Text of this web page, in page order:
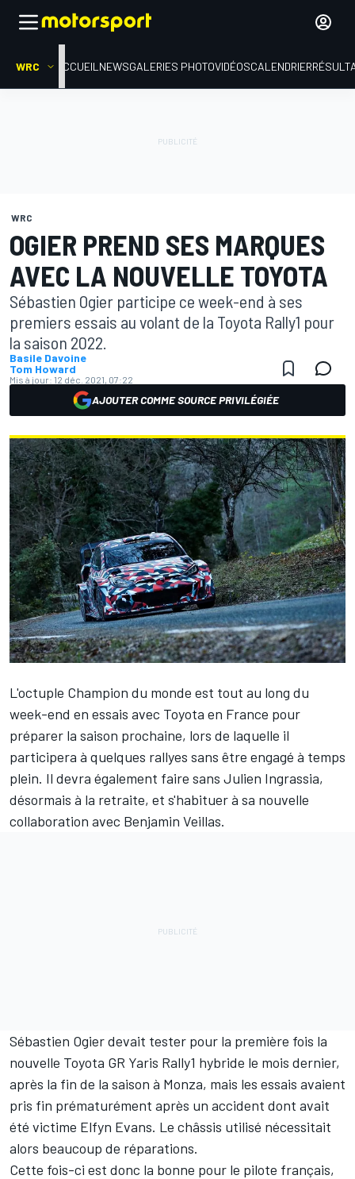
WRC ACCUEIL NEWSGALERIES PHOTOVIDÉOSCALENDRIER
WRC
OGIER PREND SES MARQUES
AVEC LA NOUVELLE TOYOTA
Sébastien Ogier participe ce week-end à ses
premiers essais au volant de la Toyota Rally1 pour
la saison 2022.
Basile Davoine
Tom Howard
Mis à jour: 12 déc. 2021, 07:22
AJOUTER COMME SOURCE PRIVILÉGIÉE
L'octuple Champion du monde est tout au long du
week-end en essais avec Toyota en France pour
préparer la saison prochaine, lors de laquelle il
participera à quelques rallyes sans être engagé à temps
plein. Il devra également faire sans Julien Ingrassia,
désormais à la retraite, et s'habituer à sa nouvelle
collaboration avec Benjamin Veillas.
Sébastien Ogierdevait tester pour la première fois la
nouvelle Toyota GR Yaris Rally1 hybride le mois dernier,
après la fin de la saison à Monza, mais les essais avaient
pris fin prématurément après un accident dont avait
été victime Elfyn Evans. Le châssis utilisé nécessitait
alors beaucoup de réparations.
Cette fois-ci est donc la bonne pour le pilote français,